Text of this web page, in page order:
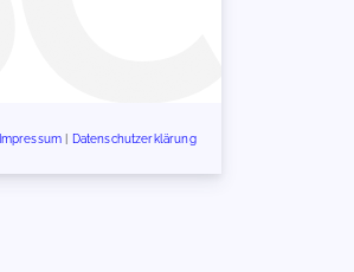
Impressum Datenschutzerklärung